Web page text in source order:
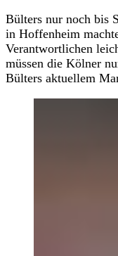
Bülters nur noch bis
in Hoffenheim
Verantwortlichen
müssen die Kölner
Bülters aktuellem